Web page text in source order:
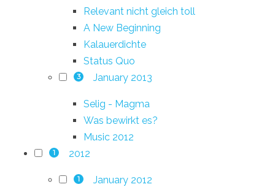
Relevant nicht gleich toll
A New Beginning
Kalauerdichte
Status Quo
3 January 2013
Selig - Magma
Was bewirkt es?
Music 2012
1 2012
1 January 2012